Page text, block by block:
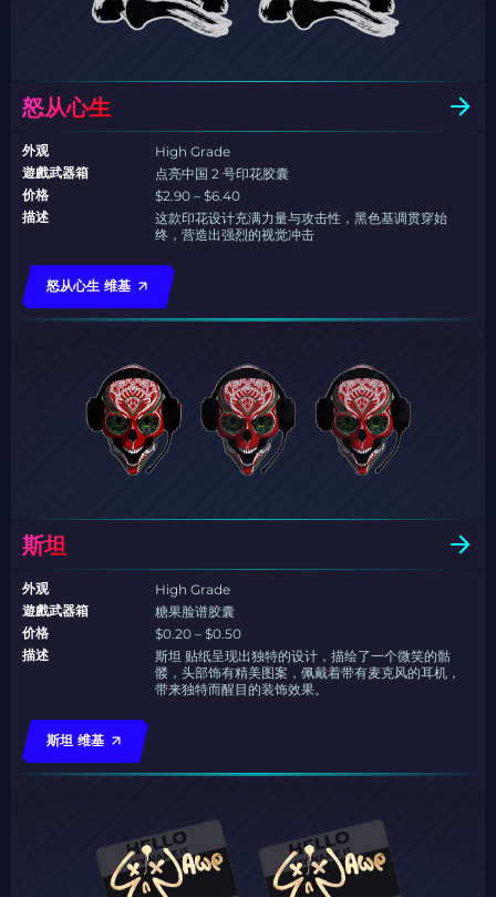
怒从心生
外观
High Grade
遊戲武器箱
点亮中国 2 号印花胶囊
价格
$2.90 – $6.40
描述
这款印花设计充满力量与攻击性，黑色基调贯穿始
终，营造出强烈的视觉冲击
怒从心生 维基
斯坦
外观
High Grade
遊戲武器箱
糖果脸谱胶囊
价格
$0.20 – $0.50
描述
斯坦 贴纸呈现出独特的设计，描绘了一个微笑的骷
髅，头部饰有精美图案，佩戴着带有麦克风的耳机，
带来独特而醒目的装饰效果。
斯坦 维基